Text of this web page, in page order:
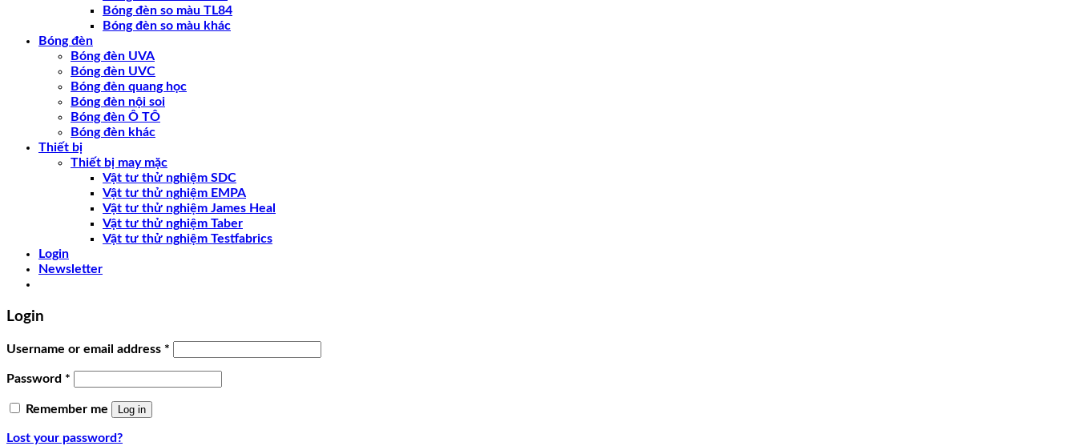
Bóng đèn so màu TL84
Bóng đèn so màu khác
Bóng đèn
Bóng đèn UVA
Bóng đèn UVC
Bóng đèn quang học
Bóng đèn nội soi
Bóng đèn Ô TÔ
Bóng đèn khác
Thiết bị
Thiết bị may mặc
Vật tư thử nghiệm SDC
Vật tư thử nghiệm EMPA
Vật tư thử nghiệm James Heal
Vật tư thử nghiệm Taber
Vật tư thử nghiệm Testfabrics
Login
Newsletter
Login
Username or email address *
Password *
Remember me Log in
Lost your password?